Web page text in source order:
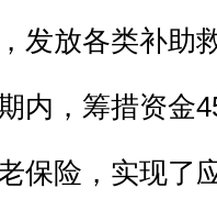
发放各类补助
内，筹措资金
保险，实现了